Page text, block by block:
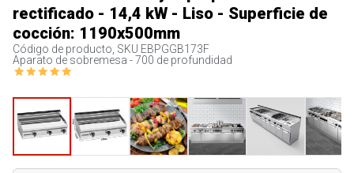
rectificado - 14,4 kW - Liso - Superficie de
cocción: 1190x500mm
Código de producto, SKU EBPGGB173F
Aparato de sobremesa - 700 de profundidad